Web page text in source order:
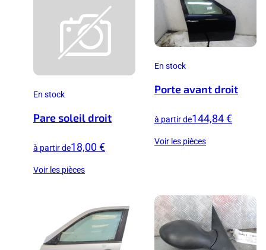
En stock
Pare soleil droit
à partir de18,00 €
Voir les pièces
En stock
Porte avant droit
à partir de144,84 €
Voir les pièces